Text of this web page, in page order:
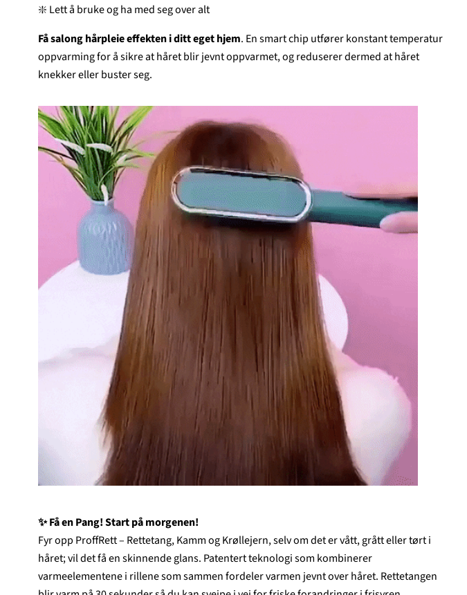
❇️ Lett å bruke og ha med seg over alt
Få salong hårpleie effekten i ditt eget hjem. En smart chip utfører konstant temperatur
oppvarming for å sikre at håret blir jevnt oppvarmet, og reduserer dermed at håret
knekker eller buster seg.
✨Få en Pang! Start på morgenen!
Fyr opp ProffRett – Rettetang, Kamm og Krøllejern, selv om det er vått, grått eller tørt i
håret; vil det få en skinnende glans. Patentert teknologi som kombinerer
varmeelementene i rillene som sammen fordeler varmen jevnt over håret. Rettetangen